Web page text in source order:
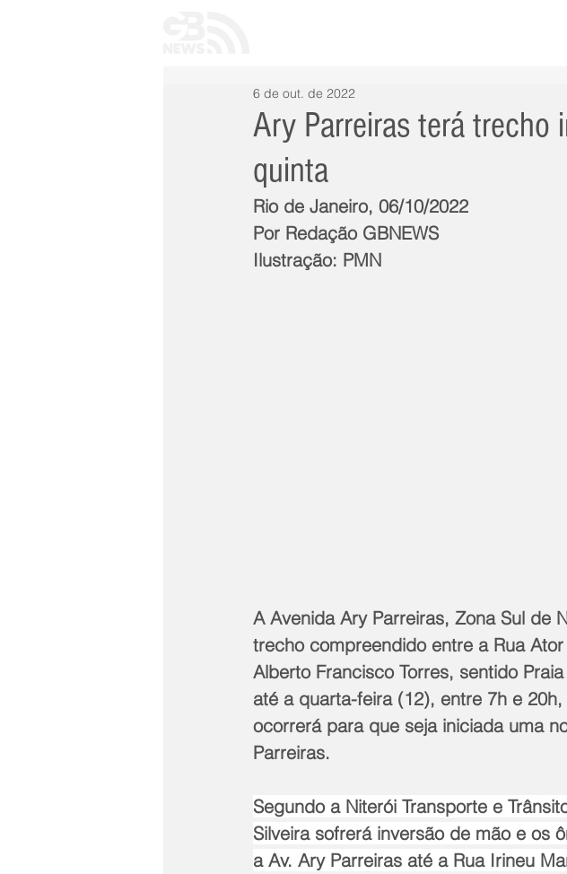
Ary Parreiras terá trecho
quinta
6 de out. de 2022
Rio de Janeiro, 06/10/2022
Por Redação GBNEWS
Ilustração: PMN
A Avenida Ary Parreiras, Zona Sul de
trecho compreendido entre a Rua
Alberto Francisco Torres, sentido
até a quarta-feira (12), entre 7h e
ocorrerá para que seja iniciada uma
Parreiras.
Segundo a Niterói Transporte e
Silveira sofrerá inversão de mão e os
a Av. Ary Parreiras até a Rua Irineu